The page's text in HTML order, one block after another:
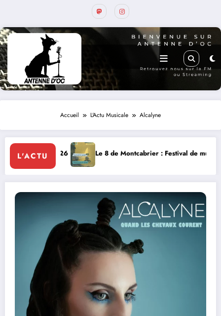
Accueil L'Actu Musicale Alcalyne
L'ACTULe 8 de Montcabrier : Festival de musique classique le 8 et